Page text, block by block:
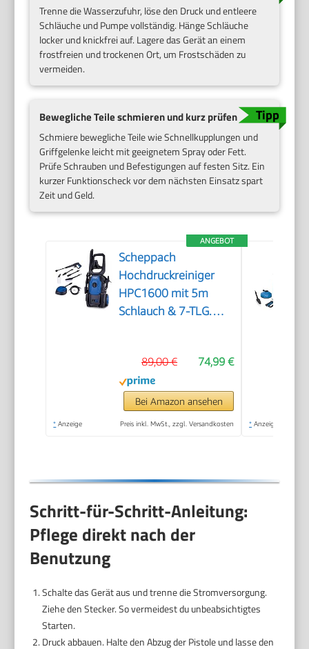
Trenne die Wasserzufuhr, löse den Druck und entleere
Schläuche und Pumpe vollständig. Hänge Schläuche
locker und knickfrei auf. Lagere das Gerät an einem
frostfreien und trockenen Ort, um Frostschäden zu
vermeiden.
Bewegliche Teile schmieren und kurz prüfen
Schmiere bewegliche Teile wie Schnellkupplungen und
Griffgelenke leicht mit geeignetem Spray oder Fett.
Prüfe Schrauben und Befestigungen auf festen Sitz. Ein
kurzer Funktionscheck vor dem nächsten Einsatz spart
Zeit und Geld.
ANGEBOT
Scheppach
Hochdruckreiniger
HPC1600 mit 5m
Schlauch & 7-TLG.
1600W Leistung | 420
L/h Durchflussmenge
| Aluminiumpumpe,
Selbstansaugfunktion
74,99 €
89,00 €
Bei Amazon ansehen
* Anzeige Preis inkl. MwSt., zzgl. Versandkosten * Anzeige
Schritt-für-Schritt-Anleitung:
Pflege direkt nach der
Benutzung
Schalte das Gerät aus und trenne die Stromversorgung.
Ziehe den Stecker. So vermeidest du unbeabsichtigtes
Starten.
Druck abbauen. Halte den Abzug der Pistole und lasse den